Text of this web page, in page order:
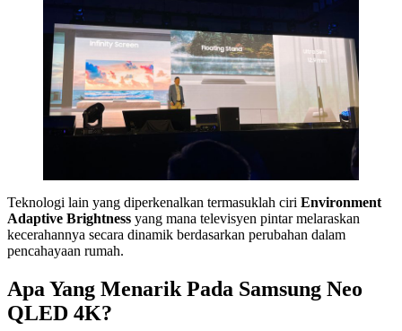
Teknologi lain yang diperkenalkan termasuklah ciri Environment
Adaptive Brightness yang mana televisyen pintar melaraskan
kecerahannya secara dinamik berdasarkan perubahan dalam
pencahayaan rumah.
Apa Yang Menarik Pada Samsung Neo
QLED 4K?